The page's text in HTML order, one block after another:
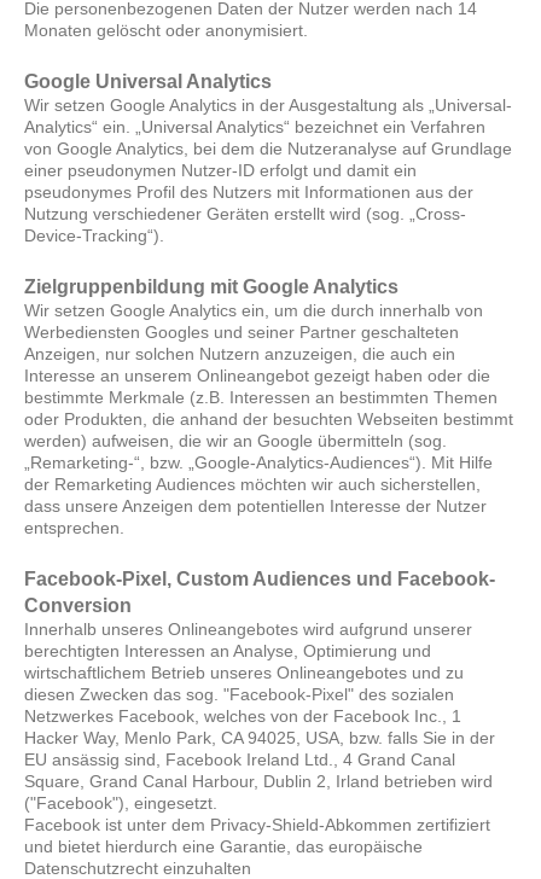
Die personenbezogenen Daten der Nutzer werden nach 14
Monaten gelöscht oder anonymisiert.
Google Universal Analytics
Wir setzen Google Analytics in der Ausgestaltung als „Universal-
Analytics“ ein. „Universal Analytics“ bezeichnet ein Verfahren
von Google Analytics, bei dem die Nutzeranalyse auf Grundlage
einer pseudonymen Nutzer-ID erfolgt und damit ein
pseudonymes Profil des Nutzers mit Informationen aus der
Nutzung verschiedener Geräten erstellt wird (sog. „Cross-
Device-Tracking“).
Zielgruppenbildung mit Google Analytics
Wir setzen Google Analytics ein, um die durch innerhalb von
Werbediensten Googles und seiner Partner geschalteten
Anzeigen, nur solchen Nutzern anzuzeigen, die auch ein
Interesse an unserem Onlineangebot gezeigt haben oder die
bestimmte Merkmale (z.B. Interessen an bestimmten Themen
oder Produkten, die anhand der besuchten Webseiten bestimmt
werden) aufweisen, die wir an Google übermitteln (sog.
„Remarketing-“, bzw. „Google-Analytics-Audiences“). Mit Hilfe
der Remarketing Audiences möchten wir auch sicherstellen,
dass unsere Anzeigen dem potentiellen Interesse der Nutzer
entsprechen.
Facebook-Pixel, Custom Audiences und Facebook-
Conversion
Innerhalb unseres Onlineangebotes wird aufgrund unserer
berechtigten Interessen an Analyse, Optimierung und
wirtschaftlichem Betrieb unseres Onlineangebotes und zu
diesen Zwecken das sog. "Facebook-Pixel" des sozialen
Netzwerkes Facebook, welches von der Facebook Inc., 1
Hacker Way, Menlo Park, CA 94025, USA, bzw. falls Sie in der
EU ansässig sind, Facebook Ireland Ltd., 4 Grand Canal
Square, Grand Canal Harbour, Dublin 2, Irland betrieben wird
("Facebook"), eingesetzt.
Facebook ist unter dem Privacy-Shield-Abkommen zertifiziert
und bietet hierdurch eine Garantie, das europäische
Datenschutzrecht einzuhalten